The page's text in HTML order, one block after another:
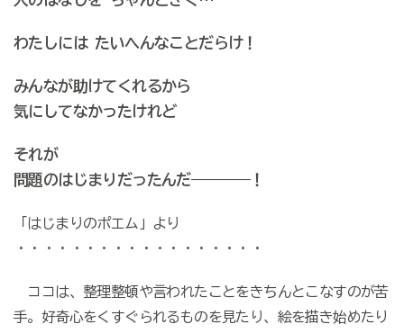
わたしには たいへんなことだらけ！
みんなが助けてくれるから
気にしてなかったけれど
それが
問題のはじまりだったんだ――――！
「はじまりのポエム」より
・・・・・・・・・・・・・・・・・・
ココは、整理整頓や言われたことをきちんとこなすのが苦
手。好奇心をくすぐられるものを見たり、絵を描き始めたり